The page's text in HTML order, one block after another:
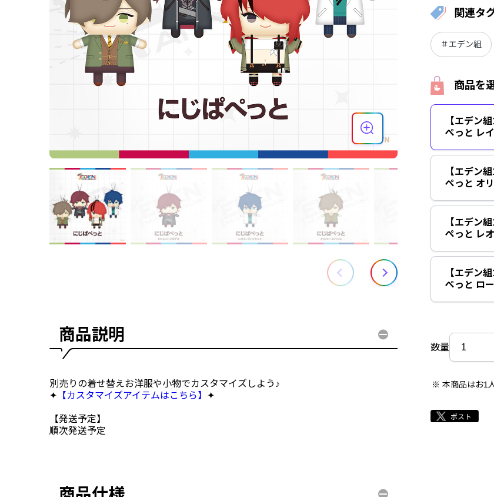
関連タ
＃エデン組
商品を
【エデン
ぺっと レ
【エデン
ぺっと オ
【エデン
ぺっと レ
【エデン
ぺっと ロ
数量
本商品はお1
商品説明
別売りの着せ替えお洋服や小物でカスタマイズしよう♪
✦ 【カスタマイズアイテムはこちら】 ✦
【発送予定】
順次発送予定